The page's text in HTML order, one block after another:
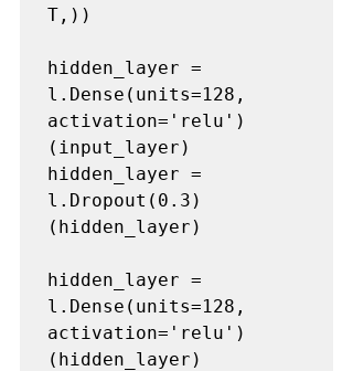
T,))
hidden_layer =
l.Dense(units=128,
activation='relu')
(input_layer)
hidden_layer =
l.Dropout(0.3)
(hidden_layer)
hidden_layer =
l.Dense(units=128,
activation='relu')
(hidden_layer)